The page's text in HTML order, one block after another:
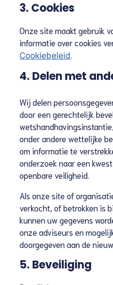
3. Cookies
Onze site maakt gebruik
informatie over cookies
Cookiebeleid
4. Delen met
Wij delen
door een gerechtelijk
onder andere wettelijke
om informatie te
onderzoek naar een
openbare veiligheid.
Als onze site of
verkocht, of betrokken is
kunnen uw gegevens
onze adviseurs en
doorgegeven aan de
5. Beveiliging